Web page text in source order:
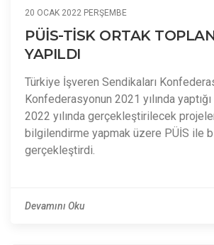
20 OCAK 2022 PERŞEMBE
PÜİS-TİSK ORTAK
YAPILDI
Türkiye İşveren Sendikaları
Konfederasyonun 2021 yılında
2022 yılında gerçekleştirilecek
bilgilendirme yapmak üzere PÜİS ile
gerçekleştirdi.
Devamını Oku